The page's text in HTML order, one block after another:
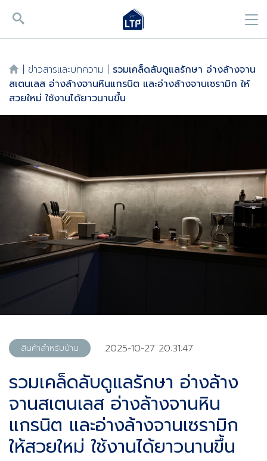
| ข่าวสารและบทความ | รวมเคล็ดลับดูแลรักษา อ่างล้างจาน
สเตนเลส อ่างล้างจานหินแกรนิต และอ่างล้างจานเซรามิก ให้
สวยใหม่ ใช้งานได้ยาวนานขึ้น
สินค้าสำหรับบ้าน 2025-10-27 20:31:47
รวมเคล็ดลับดูแลรักษา อ่างล้าง
จานสเตนเลส อ่างล้างจานหิน
แกรนิต และอ่างล้างจานเซรามิก
ให้สวยใหม่ ใช้งานได้ยาวนานขึ้น